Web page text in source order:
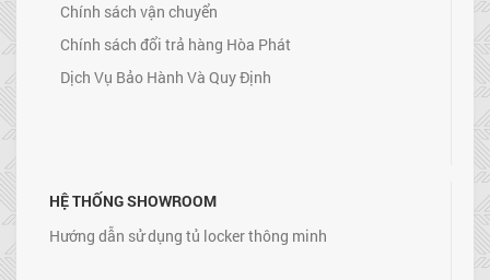
Chính sách vận chuyển
Chính sách đổi trả hàng Hòa Phát
Dịch Vụ Bảo Hành Và Quy Định
HỆ THỐNG SHOWROOM
Hướng dẫn sử dụng tủ locker thông minh